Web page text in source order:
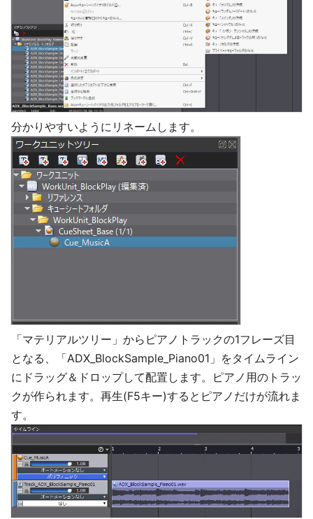
分かりやすいようにリネームします。
「マテリアルツリー」からピアノトラックの1フレーズ目
となる、「ADX_BlockSample_Piano01」をタイムライン
にドラッグ＆ドロップして配置します。ピアノ用のトラッ
クが作られます。再生(F5キー)するとピアノだけが流れま
す。